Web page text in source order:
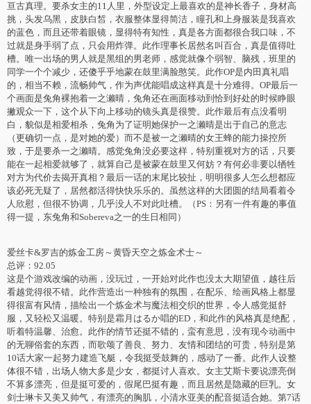
亘古真理。要杀女主的11人里，外型设定上最喜欢的是神长香子，身材高
挑，头发乌黑，皮肤白皙，衣服整体显得简洁，瞳孔和上身服装是我喜欢
的蓝色，而且还带着眼镜，显得特有知性，真是各方面都很合我口味，不
过就是身手弱了点，只会用炸弹。此作理事长居然名叫百合，真是值得吐
槽。唯一出场的男人就是黑组的男老师，感觉就像个弱智、脑残，班里的
同学一个个减少，还傻乎乎地蒙在鼓里满脸憨笑。此作OP是内田真礼唱
的，相当不赖，流畅帅气，作为声优能唱成这样真是十分难得。OP最后一
个画面是兔角裸抱着一之濑晴，兔角还在画面移动到恰到好处的时候睁眼
撇观众一下，这个从下向上移动的镜头真是很赞。此作最后有点没看明
白，貌似是相爱相杀，兔角为了证明她保护一之濑晴是出于自己的意志
（更确切一点，是对她的爱）而不是被一之濑晴的女王蜂的能力操控所
致，于是要杀一之濑晴。感觉兔角没必要这样，特别重视对方的话，只要
能在一起相爱就够了，就算自己是被蒙在鼓里又何妨？有何必非要以牺牲
对方为代价去揭开真相？最后一话的末尾比较扯，明明很多人怎么想都应
该必死无疑了，居然都活得快快乐乐的。虽然这样的大团圆的结局看着令
人欣慰，但很不协调，几乎没人不对此吐槽。（PS：另有一件有趣的事值
得一提，东兔角和Sobereva之一的生日相同）
爱丝卡&罗吉的炼金工房～黄昏天空之炼金术士～
总评：92.05
这是个游戏改编的动画，没玩过，一开始对此作也没太大期望值，越往后
看越觉得很不错。此作营造出一种独有的氛围，在配乐、绘画风格上都显
得很富有风情，描绘出一个炼金术与魔法相交织的世界，令人感觉挺舒
服，又轻松又温暖。特别是霜月はるか唱的ED，和此作的风格真是绝配，
听着特温馨、治愈。此作的情节还挺不错的，蛮有意思，没有现今动画中
的无聊俗套的东西，而歌颂了善良、努力、友情和团结的可贵，特别是第
10话大家一起努力建造飞艇，令我挺受鼓舞的，感动了一番。此作人设整
体很不错，出场人物大多是少女，都挺讨人喜欢。女主艾斯卡要说漂亮倒
不算多漂亮，但是挺可爱的，假尾巴挺有趣，而且居然是隐藏的巨乳。女
剑士琳卡又美又帅气，有漂亮的胸肌，小清水亚美的配音挺适合她。第7话